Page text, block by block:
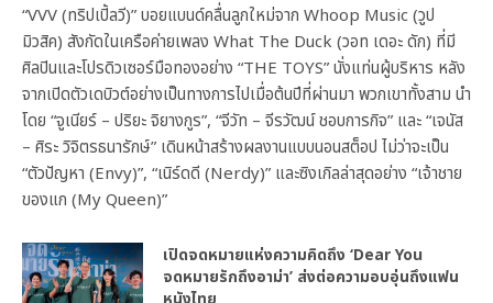
“VVV (ทริปเปิ้ลวี)” บอยแบนด์คลื่นลูกใหม่จาก Whoop Music (วูป
มิวสิค) สังกัดในเครือค่ายเพลง What The Duck (วอท เดอะ ดัก) ที่มี
ศิลปินและโปรดิวเซอร์มือทองอย่าง “THE TOYS” นั่งแท่นผู้บริหาร หลัง
จากเปิดตัวเดบิวต์อย่างเป็นทางการไปเมื่อต้นปีที่ผ่านมา พวกเขาทั้งสาม นำ
โดย “จูเนียร์ – ปริยะ จิยางกูร”, “จีวัท – จีรวัฒน์ ชอบการกิจ” และ “เจนัส
– ศิระ วิจิตรธนารักษ์” เดินหน้าสร้างผลงานแบบนอนสต็อป ไม่ว่าจะเป็น
“ตัวปัญหา (Envy)”, “เนิร์ดดี (Nerdy)” และซิงเกิลล่าสุดอย่าง “เจ้าชาย
ของแก (My Queen)”
เปิดจดหมายแห่งความคิดถึง ‘Dear You
จดหมายรักถึงอาม่า’ ส่งต่อความอบอุ่นถึงแฟน